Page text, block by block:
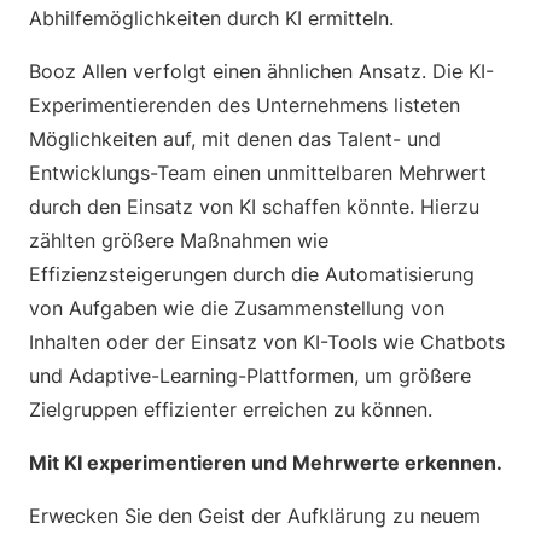
Abhilfemöglichkeiten durch KI ermitteln.
Booz Allen verfolgt einen ähnlichen Ansatz. Die KI-
Experimentierenden des Unternehmens listeten
Möglichkeiten auf, mit denen das Talent- und
Entwicklungs-Team einen unmittelbaren Mehrwert
durch den Einsatz von KI schaffen könnte. Hierzu
zählten größere Maßnahmen wie
Effizienzsteigerungen durch die Automatisierung
von Aufgaben wie die Zusammenstellung von
Inhalten oder der Einsatz von KI-Tools wie Chatbots
und Adaptive-Learning-Plattformen, um größere
Zielgruppen effizienter erreichen zu können.
Mit KI experimentieren und Mehrwerte erkennen.
Erwecken Sie den Geist der Aufklärung zu neuem